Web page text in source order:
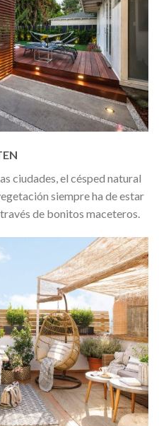
ciudades, el césped natural
siempre ha de estar
de bonitos maceteros.